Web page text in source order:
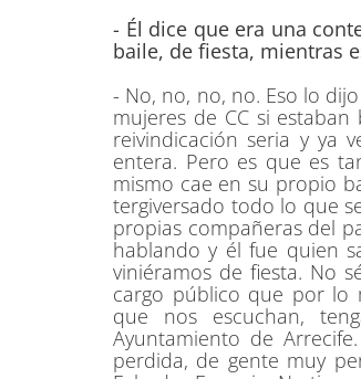
- Él dice que era una
baile, de fiesta, mientras
- No, no, no, no. Eso lo
mujeres de CC si
reivindicación seria y ya
entera. Pero es que es
mismo cae en su propio
tergiversado todo lo que
propias compañeras del
hablando y él fue quien
viniéramos de fiesta. No
cargo público que por lo
que nos escuchan,
Ayuntamiento de
perdida, de gente muy